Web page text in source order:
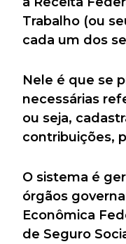
Trabalho (ou
cada um dos
Nele é que se
necessárias
ou seja,
contribuições,
O sistema é
órgãos
Econômica
de Seguro